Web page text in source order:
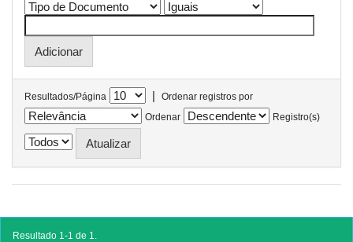
Resultados/Página |
Ordenar registros por
Ordenar
Registro(s)
Resultado 1-1 de 1.